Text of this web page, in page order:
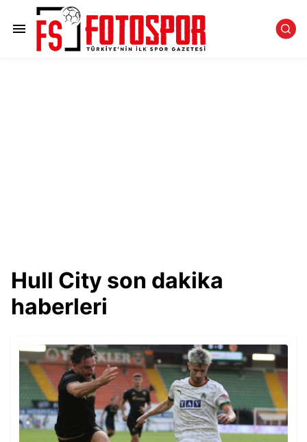
Hull City son dakika
haberleri